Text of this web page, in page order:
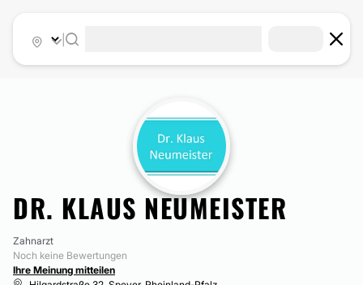
DR. KLAUS NEUMEISTER
Zahnarzt
Noch keine Bewertungen
Ihre Meinung mitteilen